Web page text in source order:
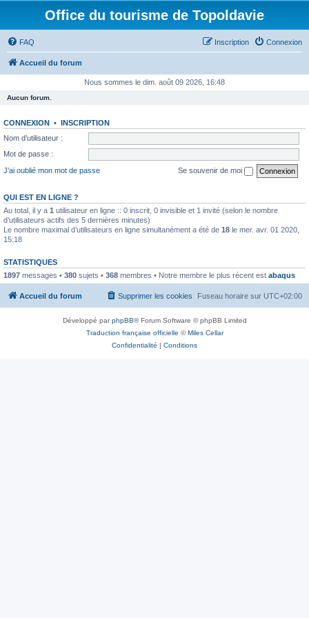
Office du tourisme de Topoldavie
FAQ Connexion
Inscription
Accueil du forum
Nous sommes le dim. août 09 2026, 16:48
Aucun forum.
CONNEXION • INSCRIPTION
Nom d’utilisateur :
Mot de passe :
J’ai oublié mon mot de passe
Se souvenir de moi
QUI EST EN LIGNE ?
Au total, il y a 1 utilisateur en ligne :: 0 inscrit, 0 invisible et 1 invité (selon le nombre
d’utilisateurs actifs des 5 dernières minutes)
Le nombre maximal d’utilisateurs en ligne simultanément a été de 18 le mer. avr. 01 2020,
15:18
STATISTIQUES
1897 messages • 380 sujets • 368 membres • Notre membre le plus récent est abaqus
Accueil du forum Fuseau horaire sur UTC+02:00
Supprimer les cookies
Développé parphpBB® Forum Software © phpBB Limited
Traduction française officielle ©Miles Cellar
Confidentialité | Conditions